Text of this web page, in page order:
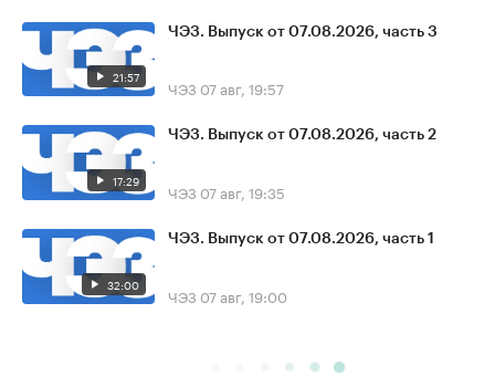
21:57
ЧЭЗ. Выпуск от 07.08.2026, часть 3
ЧЭЗ 07 авг, 19:57
17:29
ЧЭЗ. Выпуск от 07.08.2026, часть 2
ЧЭЗ 07 авг, 19:35
32:00
ЧЭЗ. Выпуск от 07.08.2026, часть 1
ЧЭЗ 07 авг, 19:00